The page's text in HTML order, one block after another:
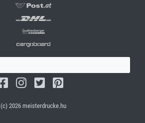
(c) 2026 meisterdrucke.hu